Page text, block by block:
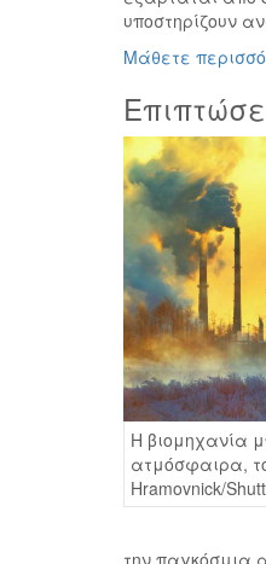
υποστηρίζουν
Μάθετε
Η βιομηχανία
ατμόσφαιρα,
Hramovnick/
την παγκόσμια